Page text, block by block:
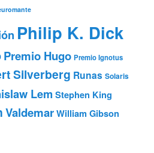
Philip K. Dick
Premio Hugo Premio Ignotus
Silverberg Runas Solaris
Lem Stephen King
ValdemarWilliam Gibson